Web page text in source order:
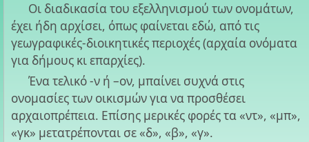
Οι διαδικασία του εξελληνισμού των ονομάτων,
έχει ήδη αρχίσει, όπως φαίνεται εδώ, από τις
γεωγραφικές-διοικητικές περιοχές (αρχαία ονόματα
για δήμους κι επαρχίες).
Ένα τελικό -ν ή –ον, μπαίνει συχνά στις
ονομασίες των οικισμών για να προσθέσει
αρχαιοπρέπεια. Επίσης μερικές φορές τα «ντ», «μπ»,
«γκ» μετατρέπονται σε «δ», «β», «γ».